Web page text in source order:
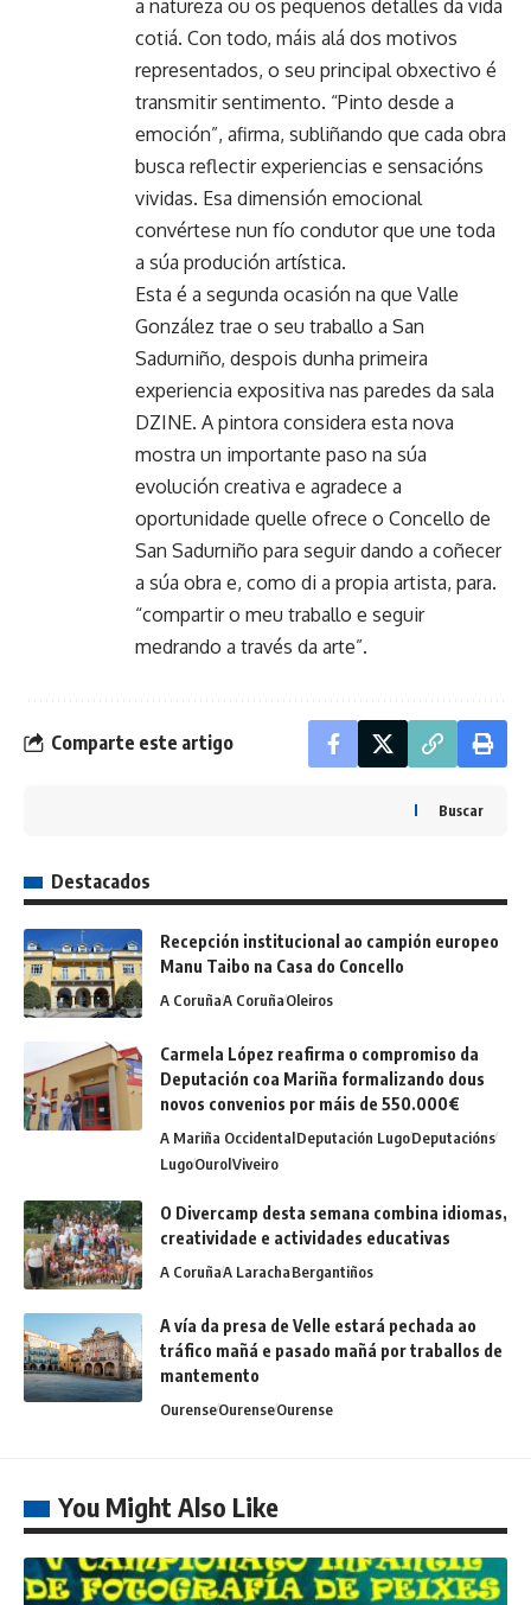
a natureza ou os pequenos detalles da vida
cotiá. Con todo, máis alá dos motivos
representados, o seu principal obxectivo é
transmitir sentimento. “Pinto desde a
emoción”, afirma, subliñando que cada obra
busca reflectir experiencias e sensacións
vividas. Esa dimensión emocional
convértese nun fío condutor que une toda
a súa produción artística.
Esta é a segunda ocasión na que Valle
González trae o seu traballo a San
Sadurniño, despois dunha primeira
experiencia expositiva nas paredes da sala
DZINE. A pintora considera esta nova
mostra un importante paso na súa
evolución creativa e agradece a
oportunidade quelle ofrece o Concello de
San Sadurniño para seguir dando a coñecer
a súa obra e, como di a propia artista, para.
“compartir o meu traballo e seguir
medrando a través da arte”.
Comparte este artigo
Buscar
Destacados
Recepción institucional ao campión europeo
Manu Taibo na Casa do Concello
A CoruñaA CoruñaOleiros
Carmela López reafirma o compromiso da
Deputación coa Mariña formalizando dous
novos convenios por máis de 550.000€
A Mariña OccidentalDeputación LugoDeputacións
LugoOurolViveiro
O Divercamp desta semana combina idiomas,
creatividade e actividades educativas
A CoruñaA LarachaBergantiños
A vía da presa de Velle estará pechada ao
tráfico mañá e pasado mañá por traballos de
mantemento
OurenseOurenseOurense
You Might Also Like